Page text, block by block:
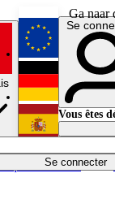
Ga naar
Se connecter
Économie
English
Deutsch
Español
Se
Vous êtes